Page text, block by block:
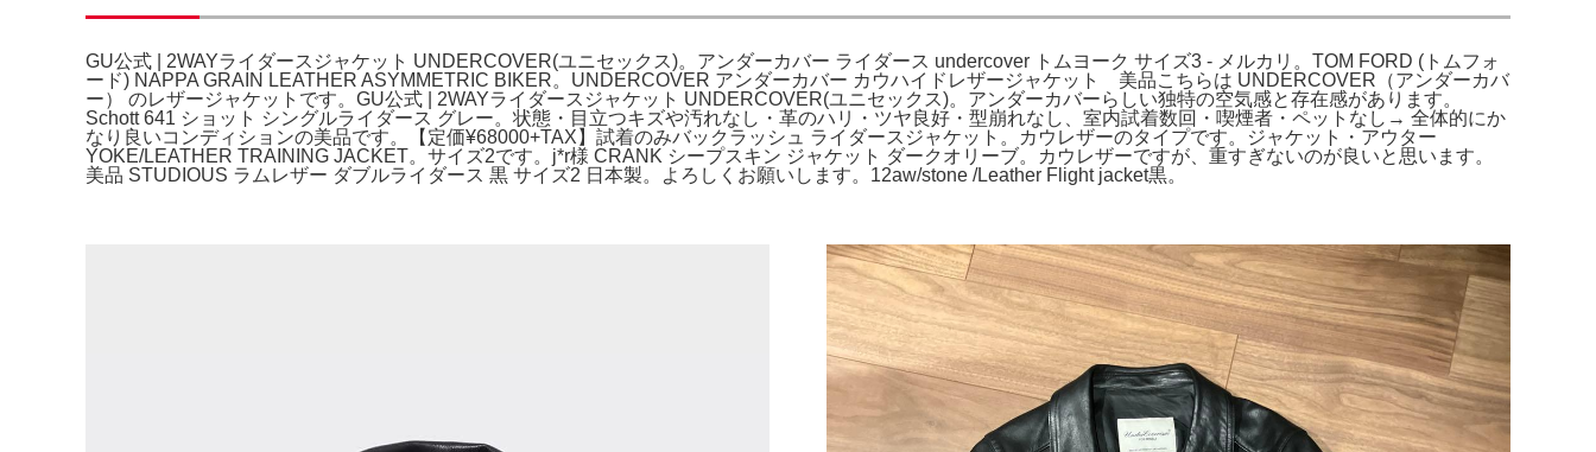
GU公式 | 2WAYライダースジャケット UNDERCOVER(ユニセックス)。アンダーカバー ライダース undercover トムヨーク サイズ3 - メルカリ。TOM FORD (トムフォ
ード) NAPPA GRAIN LEATHER ASYMMETRIC BIKER。UNDERCOVER アンダーカバー カウハイドレザージャケット 美品こちらは UNDERCOVER（アンダーカバ
ー） のレザージャケットです。GU公式 | 2WAYライダースジャケット UNDERCOVER(ユニセックス)。アンダーカバーらしい独特の空気感と存在感があります。
Schott 641 ショット シングルライダース グレー。状態・目立つキズや汚れなし・革のハリ・ツヤ良好・型崩れなし、室内試着数回・喫煙者・ペットなし→ 全体的にか
なり良いコンディションの美品です。【定価¥68000+TAX】試着のみバックラッシュ ライダースジャケット。カウレザーのタイプです。ジャケット・アウター
YOKE/LEATHER TRAINING JACKET。サイズ2です。j*r様 CRANK シープスキン ジャケット ダークオリーブ。カウレザーですが、重すぎないのが良いと思います。
美品 STUDIOUS ラムレザー ダブルライダース 黒 サイズ2 日本製。よろしくお願いします。12aw/stone /Leather Flight jacket黒。